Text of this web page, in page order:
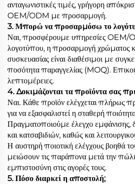
ανταγωνιστικές τιμές, γρήγορη
OEM/ODM με προσαρμογή.
3. Μπορώ να προσαρμόσω το
Ναι, προσφέρουμε υπηρεσίες
λογοτύπου, η προσαρμογή χρώματος
συσκευασίας είναι διαθέσιμοι με
ποσότητα παραγγελίας (MOQ).
λεπτομέρειες.
4. Δοκιμάζονται τα προϊόντα σας
Ναι. Κάθε προϊόν ελέγχεται πλήρως
για να εξασφαλιστεί η σταθερή
Πραγματοποιούμε έλεγχο εμφάνισης,
και κατσαβιδιών, καθώς και
Η αυστηρή ποιοτική ελέγχους βοηθά
μειώσουν τις παράπονα μετά την
εμπιστοσύνη στις αγορές τους.
5. Πόσο διαρκεί η αποστολή;